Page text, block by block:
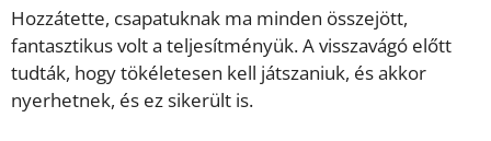
Hozzátette, csapatuknak ma minden összejött,
fantasztikus volt a teljesítményük. A visszavágó előtt
tudták, hogy tökéletesen kell játszaniuk, és akkor
nyerhetnek, és ez sikerült is.